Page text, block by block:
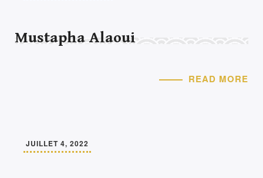
Mustapha Alaoui
READ MORE
JUILLET 4, 2022